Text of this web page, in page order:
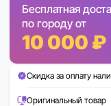
Бесплатная
по городу от
10 000 ₽
Скидка за оплату
Оригинальный товар